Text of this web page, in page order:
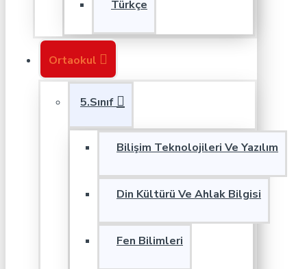
Türkçe
Ortaokul
5.Sınıf
Bilişim Teknolojileri Ve Yazılım
Din Kültürü Ve Ahlak Bilgisi
Fen Bilimleri